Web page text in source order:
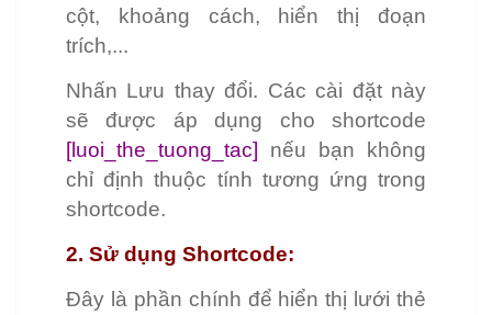
cột, khoảng cách, hiển thị đoạn
trích,...
Nhấn Lưu thay đổi. Các cài đặt này
sẽ được áp dụng cho shortcode
[luoi_the_tuong_tac] nếu bạn không
chỉ định thuộc tính tương ứng trong
shortcode.
2. Sử dụng Shortcode:
Đây là phần chính để hiển thị lưới thẻ